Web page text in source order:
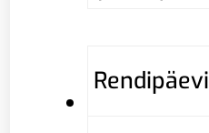
Rendipäevi